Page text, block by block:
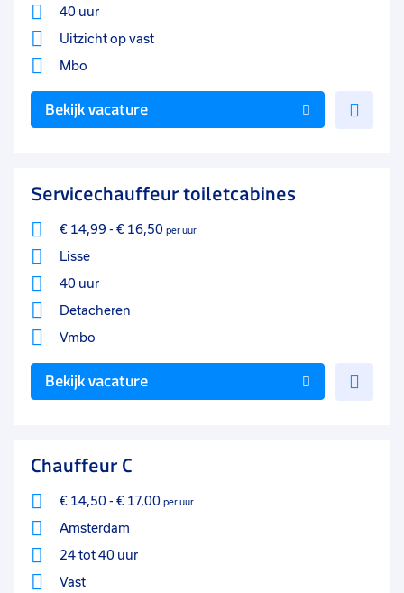
40 uur
Uitzicht op vast
Mbo
Bekijk vacature
Servicechauffeur toiletcabines
€ 14,99 - € 16,50 per uur
Lisse
40 uur
Detacheren
Vmbo
Bekijk vacature
Chauffeur C
€ 14,50- € 17,00 per uur
Amsterdam
24 tot 40 uur
Vast